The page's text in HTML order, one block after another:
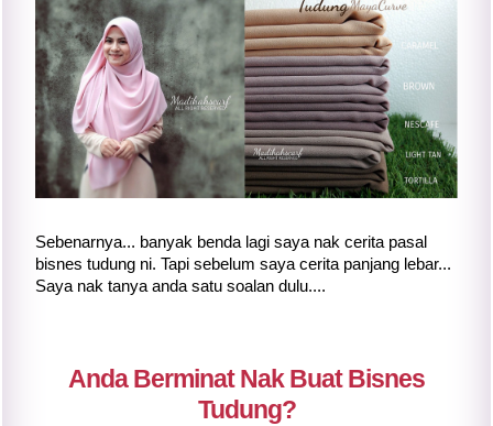
Sebenarnya... banyak benda lagi saya nak cerita pasal
bisnes tudung ni. Tapi sebelum saya cerita panjang lebar...
Saya nak tanya anda satu soalan dulu....
Anda Berminat Nak Buat Bisnes
Tudung?